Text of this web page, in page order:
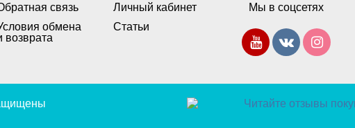
связь
Личный кабинет
обмена
возврата
Статьи
Мы в соцсетях